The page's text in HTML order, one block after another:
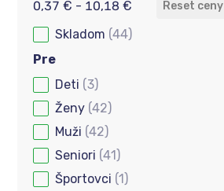
0,37 € - 10,18 €
Reset ceny
Skladom (44)
Pre
Deti (3)
Ženy (42)
Muži (42)
Seniori (41)
Športovci (1)